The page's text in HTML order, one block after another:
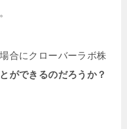
合にクローバーラボ株
ができるのだろうか？